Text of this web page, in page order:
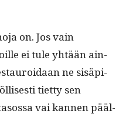
on. Jos vain
ei tule yhtään ain­
ne sisäpi­
tiet­ty sen
vai kan­nen pääl­